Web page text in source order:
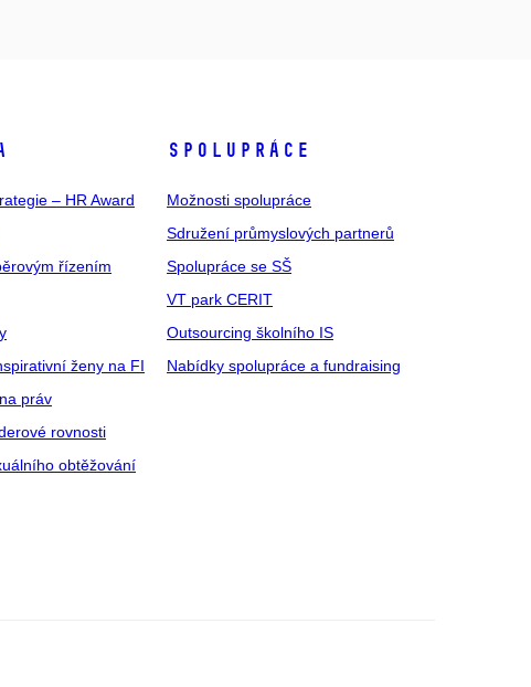
– HR Award
řízením
ženy na FI
práv
rovnosti
obtěžování
SPOLUPRÁCE
Možnosti spolupráce
Sdružení průmyslových partnerů
Spolupráce se SŠ
VT park CERIT
Outsourcing školního IS
Nabídky spolupráce a fundraising